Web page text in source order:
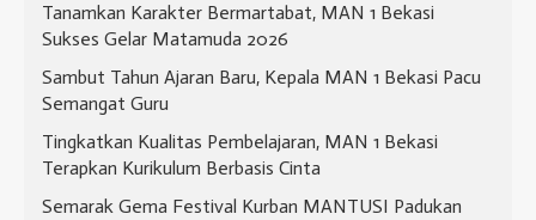
​Tanamkan Karakter Bermartabat, MAN 1 Bekasi
Sukses Gelar Matamuda 2026
Sambut Tahun Ajaran Baru, Kepala MAN 1 Bekasi Pacu
Semangat Guru
Tingkatkan Kualitas Pembelajaran, MAN 1 Bekasi
Terapkan Kurikulum Berbasis Cinta
Semarak Gema Festival Kurban MANTUSI Padukan